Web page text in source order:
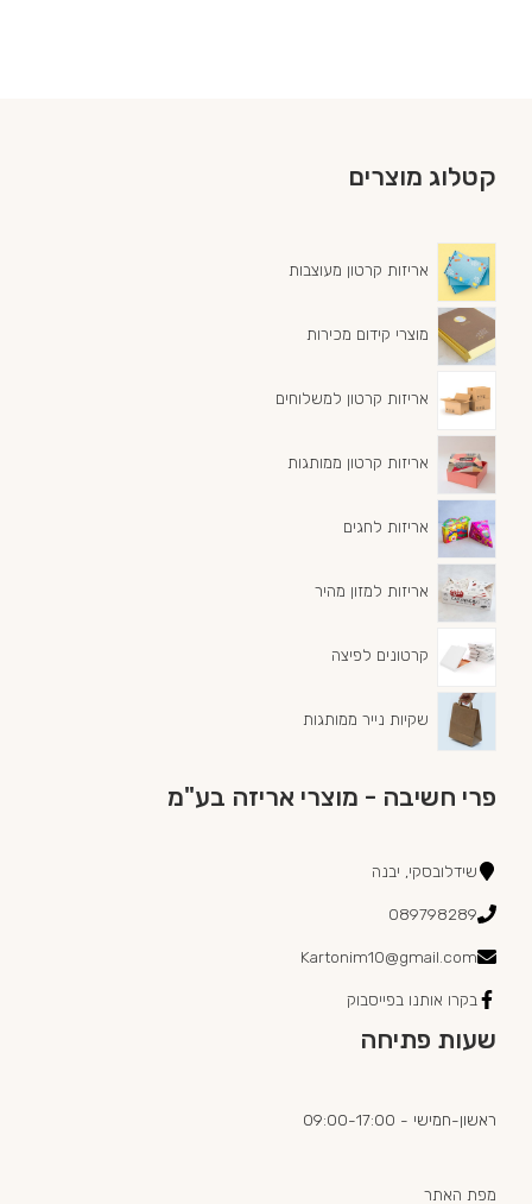
קטלוג מוצרים
אריזות קרטון מעוצבות
מוצרי קידום מכירות
אריזות קרטון למשלוחים
אריזות קרטון ממותגות
אריזות לחגים
אריזות למזון מהיר
קרטונים לפיצה
שקיות נייר ממותגות
פרי חשיבה - מוצרי אריזה בע"מ
שידלובסקי, יבנה
089798289
Kartonim10@gmail.com
בקרו אותנו בפייסבוק
שעות פתיחה
ראשון-חמישי - 09:00-17:00
מפת האתר